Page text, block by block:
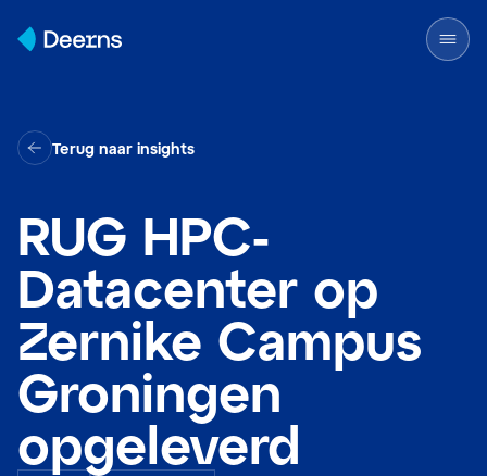
Terug naar insights
RUG HPC-
Datacenter op
Zernike Campus
Groningen
opgeleverd